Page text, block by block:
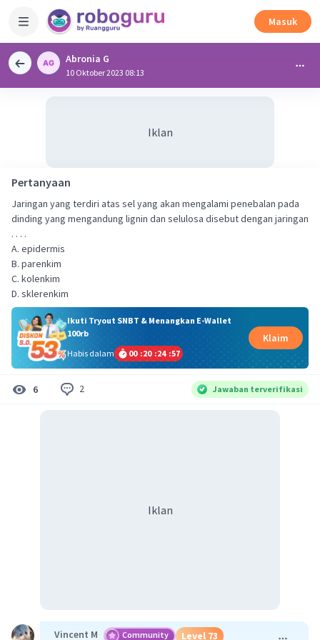
Masuk
Abronia G
10 Oktober 2023 08:13
Iklan
Pertanyaan
Jaringan yang terdiri atas sel yang akan mengalami penebalan pada
dinding yang mengandung lignin dan selulosa disebut dengan jaringan
. . . .
A. epidermis
B. parenkim
C. kolenkim
D. sklerenkim
Ikuti Tryout SNBT & Menangkan E-Wallet
100rb
Habis dalam
00 :20 :24 :57
Klaim
6 2 Jawaban terverifikasi
Iklan
Vincent M Community Level 73